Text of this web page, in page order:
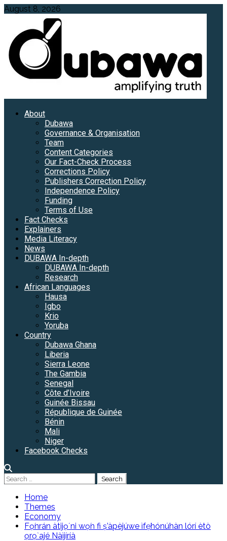
Skip
content
August 8, 2026
PrimaryAbout
Dubawa
Governance & Organisation
Team
Content Categories
Our Fact-Check Process
Corrections Policy
Publishers Correction Policy
Independence Policy
Funding
Terms of Use
Fact Checks
Explainers
Media Literacy
News
DUBAWA In-depth
DUBAWA In-depth
Research
African Languages
Hausa
Igbo
Krio
Yoruba
Country
Dubawa Ghana
Liberia
Sierra Leone
The Gambia
Senegal
Côte d’Ivoire
Guinée Bissau
République de Guinée
Bénin
Mali
Niger
Facebook Checks
Search
for:
Home
Themes
Economy
Fọ́nrán àtijọ́ ni wọ́n fi ṣ’àpèjúwe ìfẹ̀hónúhàn lórí ètò
ọrọ̀ ajé Nàìjíríà